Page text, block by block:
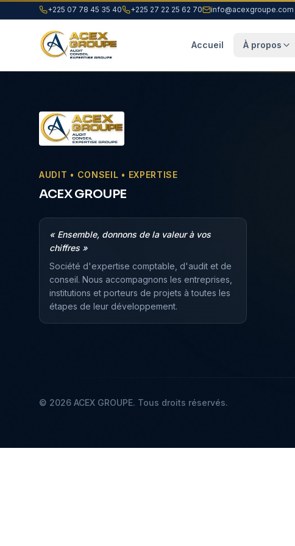
+225 07 78 45 35 40 +225 27 22 25 62 70 info@acexgroupe.com
Accueil À propos
AUDIT • CONSEIL • EXPERTISE
ACEX GROUPE
« Ensemble, donnons de la valeur à vos
chiffres »
Société d'expertise comptable, d'audit et de
conseil. Nous accompagnons les entreprises,
institutions et porteurs de projets à toutes les
étapes de leur développement.
© 2026 ACEX GROUPE. Tous droits réservés.